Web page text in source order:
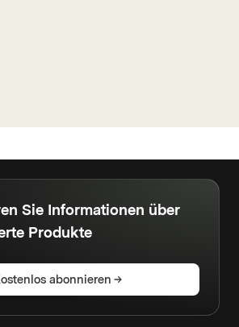
Sie Informationen über
Produkte
abonnieren